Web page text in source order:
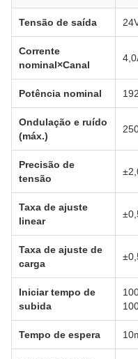
Tensão de saída
Corrente
nominal×Canal
Potência nominal
Ondulação e ruído
(máx.)
Precisão de
tensão
Taxa de ajuste
linear
Taxa de ajuste de
carga
Iniciar tempo de
subida
Tempo de espera